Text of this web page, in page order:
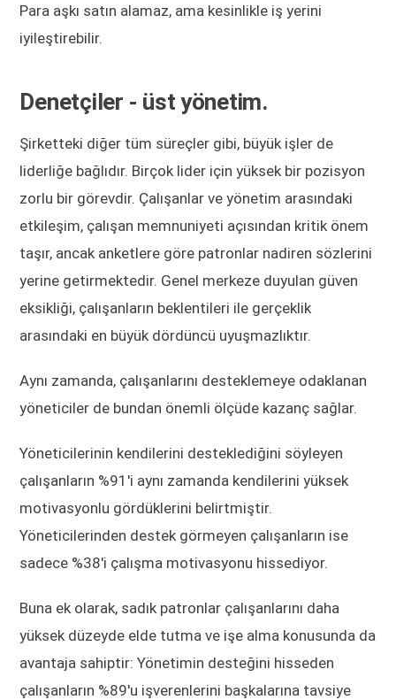
Para aşkı satın alamaz, ama kesinlikle iş yerini
iyileştirebilir.
Denetçiler - üst yönetim.
Şirketteki diğer tüm süreçler gibi, büyük işler de
liderliğe bağlıdır. Birçok lider için yüksek bir pozisyon
zorlu bir görevdir. Çalışanlar ve yönetim arasındaki
etkileşim, çalışan memnuniyeti açısından kritik önem
taşır, ancak anketlere göre patronlar nadiren sözlerini
yerine getirmektedir. Genel merkeze duyulan güven
eksikliği, çalışanların beklentileri ile gerçeklik
arasındaki en büyük dördüncü uyuşmazlıktır.
Aynı zamanda, çalışanlarını desteklemeye odaklanan
yöneticiler de bundan önemli ölçüde kazanç sağlar.
Yöneticilerinin kendilerini desteklediğini söyleyen
çalışanların %91'i aynı zamanda kendilerini yüksek
motivasyonlu gördüklerini belirtmiştir.
Yöneticilerinden destek görmeyen çalışanların ise
sadece %38'i çalışma motivasyonu hissediyor.
Buna ek olarak, sadık patronlar çalışanlarını daha
yüksek düzeyde elde tutma ve işe alma konusunda da
avantaja sahiptir: Yönetimin desteğini hisseden
çalışanların %89'u işverenlerini başkalarına tavsiye